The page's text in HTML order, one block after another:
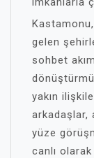
gelen
sohbet
yakın
arkadaşlar,
yüze
canlı